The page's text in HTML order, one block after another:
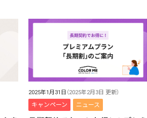
2025年1月31日 （2025年2月3日 更新）
キャンペーン ニュース